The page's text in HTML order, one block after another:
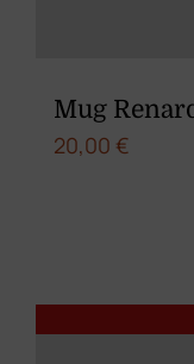
Mug
20,00 €